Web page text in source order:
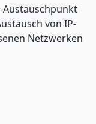
Austauschpunkt
von IP-
Netzwerken